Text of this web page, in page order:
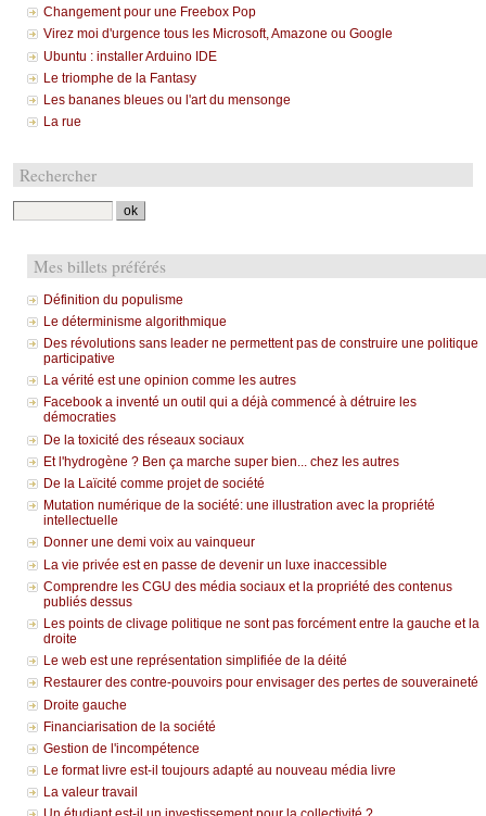
Changement pour une Freebox Pop
Virez moi d'urgence tous les Microsoft, Amazone ou Google
Ubuntu : installer Arduino IDE
Le triomphe de la Fantasy
Les bananes bleues ou l'art du mensonge
La rue
Rechercher
Mes billets préférés
Définition du populisme
Le déterminisme algorithmique
Des révolutions sans leader ne permettent pas de construire une politique
participative
La vérité est une opinion comme les autres
Facebook a inventé un outil qui a déjà commencé à détruire les
démocraties
De la toxicité des réseaux sociaux
Et l'hydrogène ? Ben ça marche super bien... chez les autres
De la Laïcité comme projet de société
Mutation numérique de la société: une illustration avec la propriété
intellectuelle
Donner une demi voix au vainqueur
La vie privée est en passe de devenir un luxe inaccessible
Comprendre les CGU des média sociaux et la propriété des contenus
publiés dessus
Les points de clivage politique ne sont pas forcément entre la gauche et la
droite
Le web est une représentation simplifiée de la déité
Restaurer des contre-pouvoirs pour envisager des pertes de souveraineté
Droite gauche
Financiarisation de la société
Gestion de l'incompétence
Le format livre est-il toujours adapté au nouveau média livre
La valeur travail